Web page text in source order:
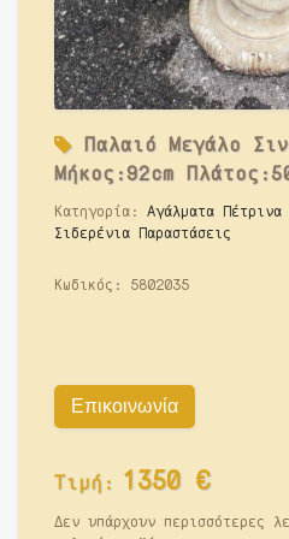
Παλαιό Μεγάλο
Μήκος:92cm
Κατηγορία: Αγάλματα
Σιδερένια Παραστάσεις
Κωδικός: 5802035
Επικοινωνία
Τιμή: 1350€
Δεν υπάρχουν περισσότερες